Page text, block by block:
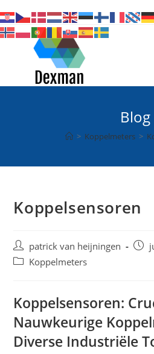
naar
inhoud
Blog
> Koppelmeters >
Koppelsensoren
Bericht
auteur:
patrick van heijningen
Berichtcategorie:
Koppelmeters
Koppelsensoren:
Nauwkeurige
Diverse Industriële